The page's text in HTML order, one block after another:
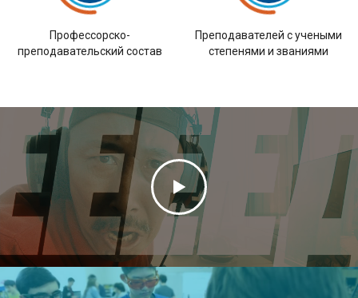
Профессорско-
преподавательский состав
Преподавателей с учеными
степенями и званиями